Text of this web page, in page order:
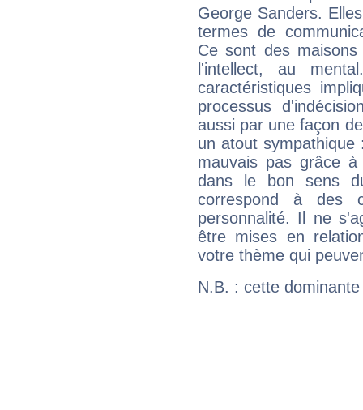
George Sanders.
termes de
Ce sont des
l'intellect, au
caractéristiques
processus
aussi par une façon
un atout
mauvais pas grâce
dans le bon sens
correspond à des
personnalité. Il ne
être mises en
votre thème qui
N.B. : cette